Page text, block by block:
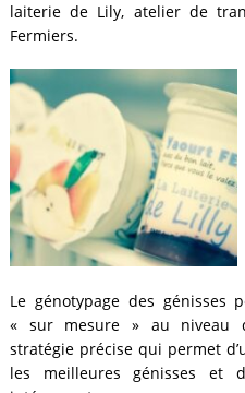
laiterie de Lily, atelier de
Fermiers.
Le génotypage des génisses
« sur mesure » au niveau
stratégie précise qui permet
les meilleures génisses et